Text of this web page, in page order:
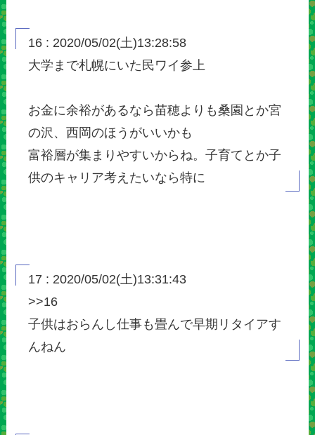
16 : 2020/05/02(土)13:28:58
大学まで札幌にいた民ワイ参上
お金に余裕があるなら苗穂よりも桑園とか宮
の沢、西岡のほうがいいかも
富裕層が集まりやすいからね。子育てとか子
供のキャリア考えたいなら特に
17 : 2020/05/02(土)13:31:43
>>16
子供はおらんし仕事も畳んで早期リタイアす
んねん